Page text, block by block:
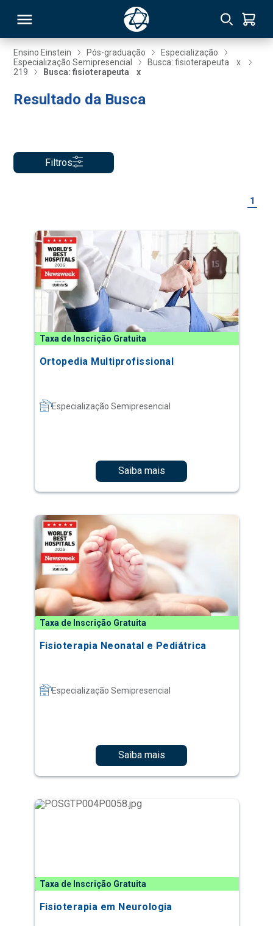
Ensino Einstein Pós-graduação
Especialização
Especialização Semipresencial
Busca: fisioterapeuta
x
219
Busca: fisioterapeuta x
Resultado da Busca
Filtros
1
Taxa de Inscrição Gratuita
Ortopedia Multiprofissional
Especialização Semipresencial
Saiba mais
Taxa de Inscrição Gratuita
Fisioterapia Neonatal e Pediátrica
Especialização Semipresencial
Saiba mais
Taxa de Inscrição Gratuita
Fisioterapia em Neurologia